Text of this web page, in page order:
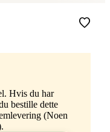
Hvis du har
bestille dette
(Noen